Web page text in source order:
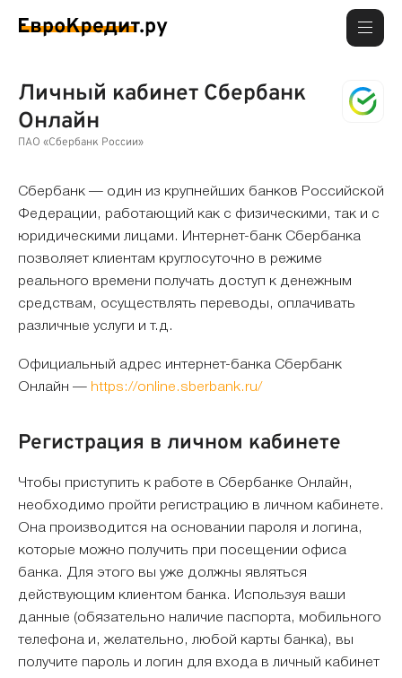
Личный кабинет Сбербанк
Онлайн
ПАО «Сбербанк России»
Сбербанк — один из крупнейших банков Российской
Федерации, работающий как с физическими, так и с
юридическими лицами. Интернет-банк Сбербанка
позволяет клиентам круглосуточно в режиме
реального времени получать доступ к денежным
средствам, осуществлять переводы, оплачивать
различные услуги и т.д.
Официальный адрес интернет-банка Сбербанк
Онлайн — https://online.sberbank.ru/
Регистрация в личном кабинете
Чтобы приступить к работе в Сбербанке Онлайн,
необходимо пройти регистрацию в личном кабинете.
Она производится на основании пароля и логина,
которые можно получить при посещении офиса
банка. Для этого вы уже должны являться
действующим клиентом банка. Используя ваши
данные (обязательно наличие паспорта, мобильного
телефона и, желательно, любой карты банка), вы
получите пароль и логин для входа в личный кабинет